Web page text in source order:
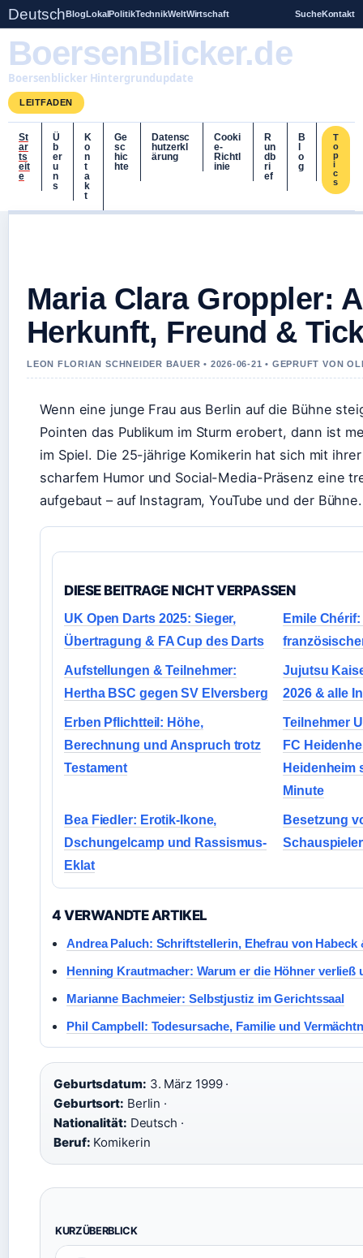
DeutschBlogLokalPolitikTechnikWeltWirtschaft SucheKontakt
BoersenBlicker.de
Boersenblicker Hintergrundupdate
LEITFADEN
St
ar
ts
eit
e
Ü
b
er
u
n
s
K
o
n
t
a
k
t
Ge
sc
hic
hte
Datensc
hutzerkl
ärung
Cooki
e-
Richtl
inie
R
un
db
ri
ef
B
o
g
T
o
p
i
c
s
Maria Clara Groppler:
Herkunft, Freund &
LEON FLORIAN SCHNEIDER BAUER • 2026-06-21 • GEPRUFT VON
Wenn eine junge Frau aus Berlin auf die Bühne
Pointen das Publikum im Sturm erobert, dann ist
im Spiel. Die 25-jährige Komikerin hat sich mit
scharfem Humor und Social-Media-Präsenz eine
aufgebaut – auf Instagram, YouTube und der Bühne.
DIESE BEITRAGE NICHT VERPASSEN
UK Open Darts 2025: Sieger,
Übertragung & FA Cup des Darts
Emile
Aufstellungen & Teilnehmer:
Hertha BSC gegen SV Elversberg
Jujutsu
2026 & alle
Erben Pflichtteil: Höhe,
Berechnung und Anspruch trotz
Testament
Teilnehmer
FC
Heidenheim
Minute
Bea Fiedler: Erotik-Ikone,
Dschungelcamp und Rassismus-
Eklat
Besetzung
4 VERWANDTE ARTIKEL
Andrea Paluch: Schriftstellerin, Ehefrau von Habeck
Henning Krautmacher: Warum er die Höhner verließ
Marianne Bachmeier: Selbstjustiz im Gerichtssaal
Phil Campbell: Todesursache, Familie und
Geburtsdatum: 3. März 1999 ·
Geburtsort: Berlin ·
Nationalität: Deutsch ·
Beruf: Komikerin
KURZÜBERBLICK